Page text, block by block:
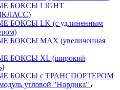
БОКСЫ LIGHT
БОКСЫ LK (с удлиненным
БОКСЫ MAX (увеличенная
БОКСЫ XL (широкий
БОКСЫ с ТРАНСПОРТЕРОМ
угловой "Нордика"